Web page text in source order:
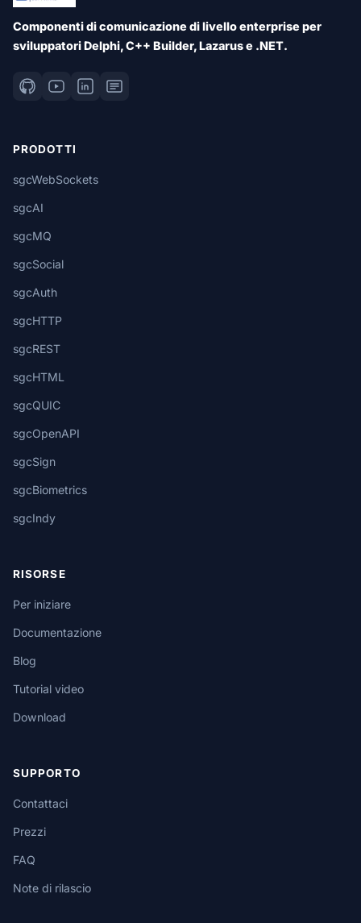
Componenti di comunicazione di livello enterprise per
sviluppatori Delphi, C++ Builder, Lazarus e .NET.
PRODOTTI
sgcWebSockets
sgcAI
sgcMQ
sgcSocial
sgcAuth
sgcHTTP
sgcREST
sgcHTML
sgcQUIC
sgcOpenAPI
sgcSign
sgcBiometrics
sgcIndy
RISORSE
Per iniziare
Documentazione
Blog
Tutorial video
Download
SUPPORTO
Contattaci
Prezzi
FAQ
Note di rilascio